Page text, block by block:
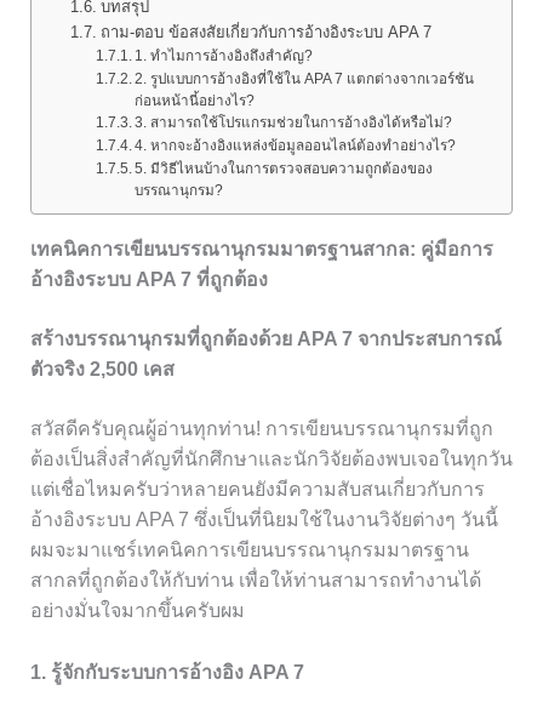
บทสรุป
ถาม-ตอบ ข้อสงสัยเกี่ยวกับการอ้างอิงระบบ APA 7
1. ทำไมการอ้างอิงถึงสำคัญ?
2. รูปแบบการอ้างอิงที่ใช้ใน APA 7 แตกต่างจากเวอร์ชัน
ก่อนหน้านี้อย่างไร?
3. สามารถใช้โปรแกรมช่วยในการอ้างอิงได้หรือไม่?
4. หากจะอ้างอิงแหล่งข้อมูลออนไลน์ต้องทำอย่างไร?
5. มีวิธีไหนบ้างในการตรวจสอบความถูกต้องของ
บรรณานุกรม?
เทคนิคการเขียนบรรณานุกรมมาตรฐานสากล: คู่มือการ
อ้างอิงระบบ APA 7 ที่ถูกต้อง
สร้างบรรณานุกรมที่ถูกต้องด้วย APA 7 จากประสบการณ์
ตัวจริง 2,500 เคส
สวัสดีครับคุณผู้อ่านทุกท่าน! การเขียนบรรณานุกรมที่ถูก
ต้องเป็นสิ่งสำคัญที่นักศึกษาและนักวิจัยต้องพบเจอในทุกวัน
แต่เชื่อไหมครับว่าหลายคนยังมีความสับสนเกี่ยวกับการ
อ้างอิงระบบ APA 7 ซึ่งเป็นที่นิยมใช้ในงานวิจัยต่างๆ วันนี้
ผมจะมาแชร์เทคนิคการเขียนบรรณานุกรมมาตรฐาน
สากลที่ถูกต้องให้กับท่าน เพื่อให้ท่านสามารถทำงานได้
อย่างมั่นใจมากขึ้นครับผม
1. รู้จักกับระบบการอ้างอิง APA 7